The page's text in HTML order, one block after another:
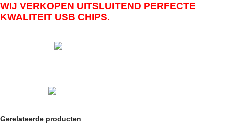
WIJ VERKOPEN UITSLUITEND PERFECTE
KWALITEIT USB CHIPS.
Gerelateerde producten